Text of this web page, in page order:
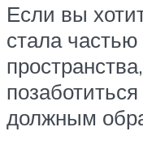
Если вы
стала
должным